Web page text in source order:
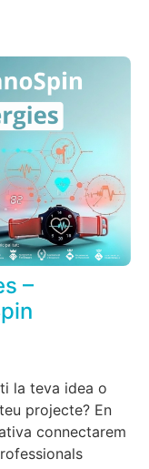
–
la teva idea o
projecte? En
connectarem